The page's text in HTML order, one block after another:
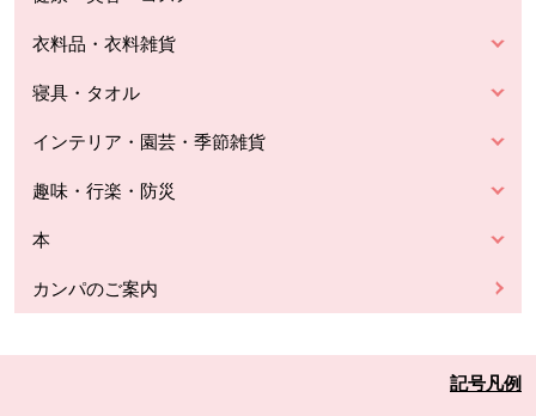
衣料品・衣料雑貨
寝具・タオル
インテリア・園芸・季節雑貨
趣味・行楽・防災
本
カンパのご案内
記号凡例